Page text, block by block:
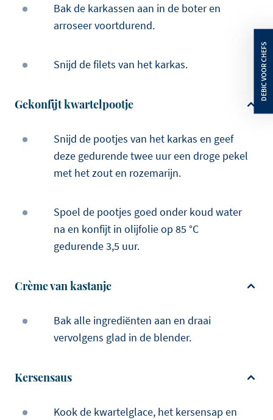
Bak de karkassen aan in de boter en
arroseer voortdurend.
Snijd de filets van het karkas.
Gekonfijt kwartelpootje
Snijd de pootjes van het karkas en geef
deze gedurende twee uur een droge pekel
met het zout en rozemarijn.
Spoel de pootjes goed onder koud water
na en konfijt in olijfolie op 85 °C
gedurende 3,5 uur.
Crème van kastanje
Bak alle ingrediënten aan en draai
vervolgens glad in de blender.
Kersensaus
Kook de kwartelglace, het kersensap en